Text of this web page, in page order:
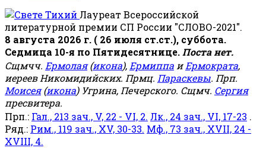
Лауреат Всероссийской
литературной премии СП России "СЛОВО-2021".
8 августа 2026 г. ( 26 июля ст.ст.), суббота.
Седмица 10-я по Пятидесятнице. Поста нет.
Сщмчч. Ермолая(икона), Ермиппа иЕрмократа,
иереев Никомидийских. Прмц. Параскевы. Прп.
Моисея(икона) Угрина, Печерского. Сщмч. Сергия
пресвитера.
Прп.: Гал., 213 зач., V, 22 - VI, 2. Лк., 24 зач., VI, 17-23 .
Ряд.: Рим., 119 зач., XV, 30-33. Мф., 73 зач., XVII, 24 -
XVIII, 4.